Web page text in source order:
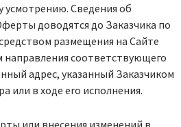
Сведения об
доводятся до Заказчика по
размещения на Сайте
направления соответствующего
адрес, указанный Заказчиком
или в ходе его исполнения.
или внесения изменений в